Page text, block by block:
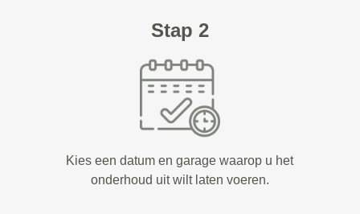
Stap 2
Kies een datum en garage waarop u het
onderhoud uit wilt laten voeren.